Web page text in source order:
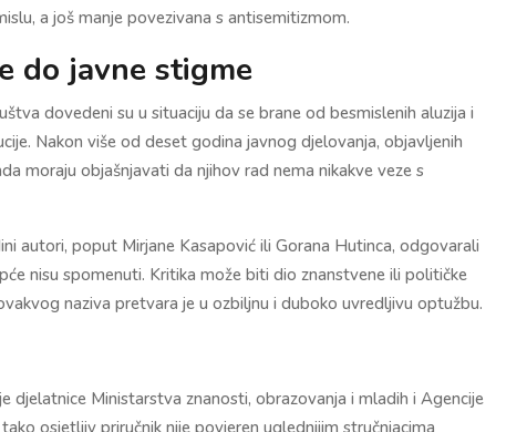
a još manje povezivana s antisemitizmom.
do javne stigme
dovedeni su u situaciju da se brane od besmislenih aluzija i
Nakon više od deset godina javnog djelovanja, objavljenih
moraju objašnjavati da njihov rad nema nikakve veze s
autori, poput Mirjane Kasapović ili Gorana Hutinca, odgovarali
nisu spomenuti. Kritika može biti dio znanstvene ili političke
naziva pretvara je u ozbiljnu i duboko uvredljivu optužbu.
djelatnice Ministarstva znanosti, obrazovanja i mladih i Agencije